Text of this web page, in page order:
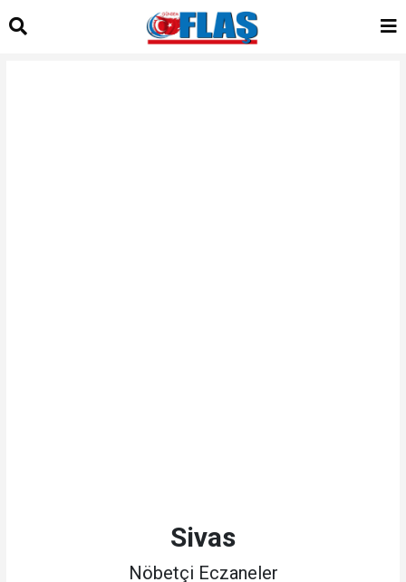
Sivas
Nöbetçi Eczaneler